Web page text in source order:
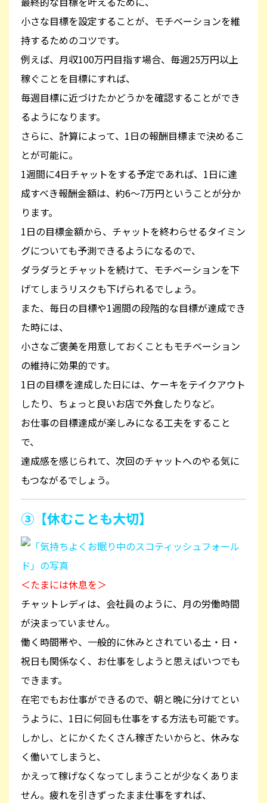
小さな目標を設定することが、モチベーションを維
持するためのコツです。
例えば、月収100万円目指す場合、毎週25万円以上
稼ぐことを目標にすれば、
毎週目標に近づけたかどうかを確認することができ
るようになります。
さらに、計算によって、1日の報酬目標まで決めるこ
とが可能に。
1週間に4日チャットをする予定であれば、1日に達
成すべき報酬金額は、約6〜7万円ということが分か
ります。
1日の目標金額から、チャットを終わらせるタイミン
グについても予測できるようになるので、
ダラダラとチャットを続けて、モチベーションを下
げてしまうリスクも下げられるでしょう。
また、毎日の目標や1週間の段階的な目標が達成でき
た時には、
小さなご褒美を用意しておくこともモチベーション
の維持に効果的です。
1日の目標を達成した日には、ケーキをテイクアウト
したり、ちょっと良いお店で外食したりなど。
お仕事の目標達成が楽しみになる工夫をすること
で、
達成感を感じられて、次回のチャットへのやる気に
もつながるでしょう。
③【休むことも大切】
＜たまには休息を＞
チャットレディは、会社員のように、月の労働時間
が決まっていません。
働く時間帯や、一般的に休みとされている土・日・
祝日も関係なく、お仕事をしようと思えばいつでも
できます。
在宅でもお仕事ができるので、朝と晩に分けてとい
うように、1日に何回も仕事をする方法も可能です。
しかし、とにかくたくさん稼ぎたいからと、休みな
く働いてしまうと、
かえって稼げなくなってしまうことが少なくありま
せん。疲れを引きずったまま仕事をすれば、